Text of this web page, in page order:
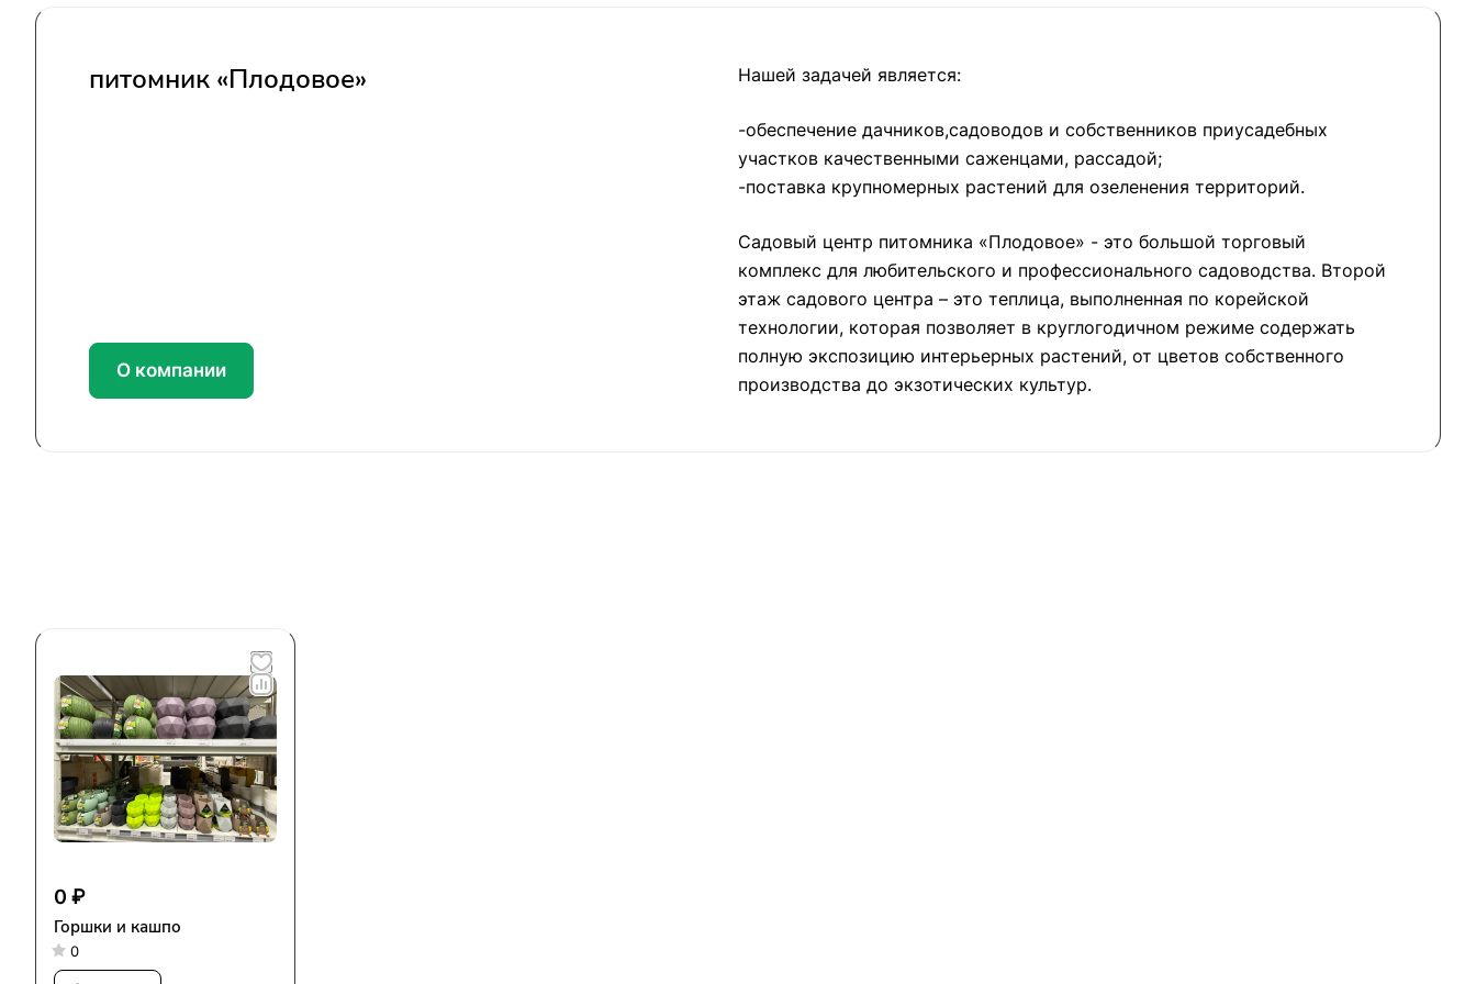
питомник «Плодовое» Нашей задачей является:
-обеспечение дачников,садоводов и собственников приусадебных
участков качественными саженцами, рассадой;
-поставка крупномерных растений для озеленения территорий.
Садовый центр питомника «Плодовое» - это большой торговый
комплекс для любительского и профессионального садоводства. Второй
этаж садового центра – это теплица, выполненная по корейской
технологии, которая позволяет в круглогодичном режиме содержать
полную экспозицию интерьерных растений, от цветов собственного
производства до экзотических культур.
О компании
0 ₽
Горшки и кашпо
0